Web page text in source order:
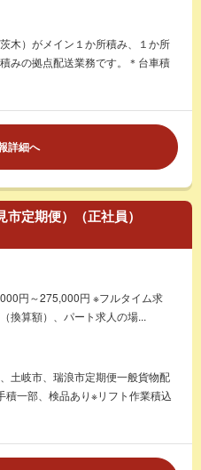
木）がメイン１か所積み、１か所
みの拠点配送業務です。＊台車積
詳細へ
定期便）（正社員）
円～275,000円 ※フルタイム求
換算額）、パート求人の場...
土岐市、瑞浪市定期便一般貨物配
積一部、検品あり※リフト作業積込